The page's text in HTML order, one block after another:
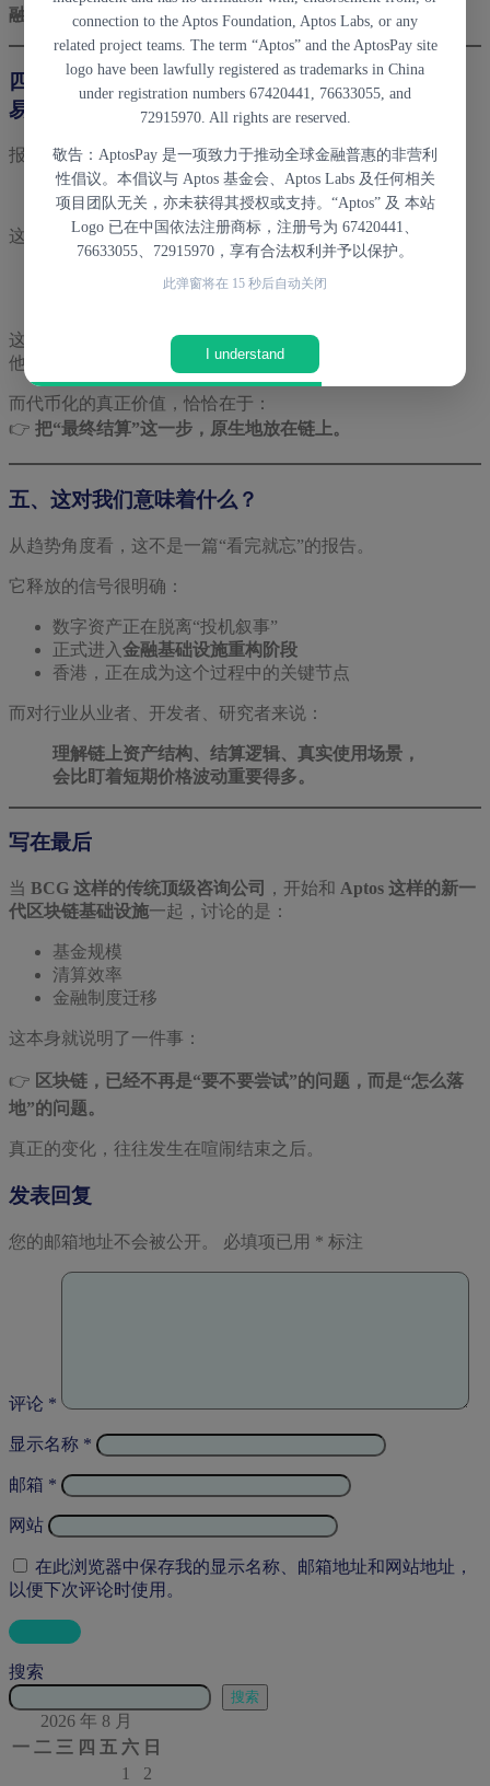
融基础设施相关讨论中。
四、一个被很多人忽略的重点：结算，而不是“交
易”
报告中有一句话，其实非常重要，但很容易被忽略：
金融的核心不是交易发生，而是交易完成。
这意味着什么？
真正的金融创新，不是“链上能不能转账”
这也是为什么传统金融机构对区块链一直保持谨慎——
他们关心的从来不是“快不快”，而是**“算不算数”**。
而代币化的真正价值，恰恰在于：
👉 把“最终结算”这一步，原生地放在链上。
五、这对我们意味着什么？
从趋势角度看，这不是一篇“看完就忘”的报告。
它释放的信号很明确：
数字资产正在脱离“投机叙事”
正式进入 金融基础设施重构阶段
香港，正在成为这个过程中的关键节点
而对行业从业者、开发者、研究者来说：
理解链上资产结构、结算逻辑、真实使用场景，
会比盯着短期价格波动重要得多。
写在最后
当 BCG 这样的传统顶级咨询公司 ，开始和 Aptos 这样的新一
代区块链基础设施一起，讨论的是：
基金规模
清算效率
金融制度迁移
这本身就说明了一件事：
👉 区块链，已经不再是“要不要尝试”的问题，而是“怎么落
地”的问题。
真正的变化，往往发生在喧闹结束之后。
发表回复
您的邮箱地址不会被公开。 必填项已用 * 标注
评论 *
显示名称 *
邮箱 *
网站
在此浏览器中保存我的显示名称、邮箱地址和网站地址，
以便下次评论时使用。
搜索
搜索
2026 年 8 月
一 二 三 四 五 六 日
1
2
connection to the Aptos Foundation, Aptos Labs, or any
related project teams. The term “Aptos” and the AptosPay site
logo have been lawfully registered as trademarks in China
under registration numbers 67420441, 76633055, and
72915970. All rights are reserved.
敬告：AptosPay 是一项致力于推动全球金融普惠的非营利
性倡议。本倡议与 Aptos 基金会、Aptos Labs 及任何相关
项目团队无关，亦未获得其授权或支持。“Aptos” 及 本站
Logo 已在中国依法注册商标，注册号为 67420441、
76633055、72915970，享有合法权利并予以保护。
此弹窗将在 15 秒后自动关闭
I understand